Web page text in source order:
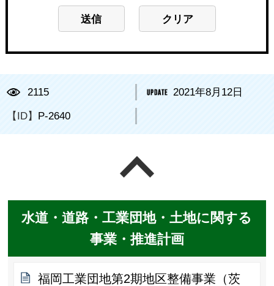
2115 2021年8月12日
【ID】 P-2640
水道・道路・工業団地・土地に関する
事業・推進計画
福岡工業団地第2期地区整備事業（茨